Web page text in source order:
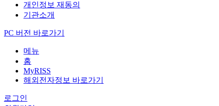
개인정보 재동의
기관소개
PC 버전 바로가기
메뉴
홈
MyRISS
해외전자정보 바로가기
로그인